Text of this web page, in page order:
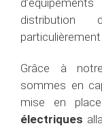
distribution
Grâce à
sommes en
mise en
électriques